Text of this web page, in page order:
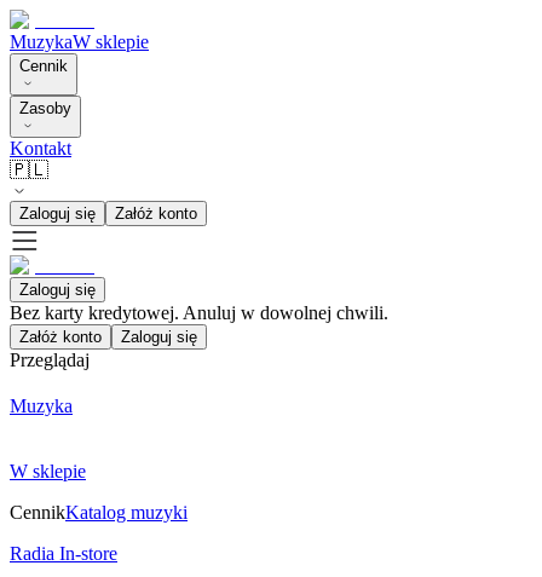
MuzykaW sklepie
Cennik
Zasoby
Kontakt
🇵🇱
Zaloguj się Załóż konto
Zaloguj się
Bez karty kredytowej. Anuluj w dowolnej chwili.
Załóż konto Zaloguj się
Przeglądaj
Muzyka
W sklepie
CennikKatalog muzyki
Radia In-store